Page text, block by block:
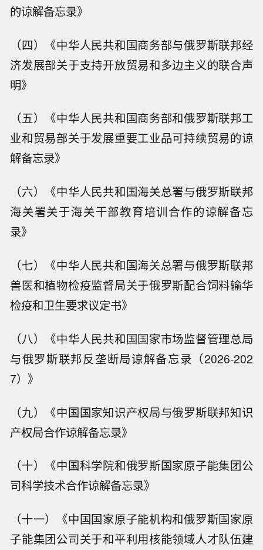
的谅解备忘录》
（四）《中华人民共和国商务部与俄罗斯联邦经
济发展部关于支持开放贸易和多边主义的联合声
明》
（五）《中华人民共和国商务部和俄罗斯联邦工
业和贸易部关于发展重要工业品可持续贸易的谅
解备忘录》
（六）《中华人民共和国海关总署与俄罗斯联邦
海关署关于海关干部教育培训合作的谅解备忘
录》
（七）《中华人民共和国海关总署与俄罗斯联邦
兽医和植物检疫监督局关于俄罗斯配合饲料输华
检疫和卫生要求议定书》
（八）《中华人民共和国国家市场监督管理总局
与俄罗斯联邦反垄断局谅解备忘录（2026-202
7）》
（九）《中国国家知识产权局与俄罗斯联邦知识
产权局合作谅解备忘录》
（十）《中国科学院和俄罗斯国家原子能集团公
司科学技术合作谅解备忘录》
（十一）《中国国家原子能机构和俄罗斯国家原
子能集团公司关于和平利用核能领域人才队伍建